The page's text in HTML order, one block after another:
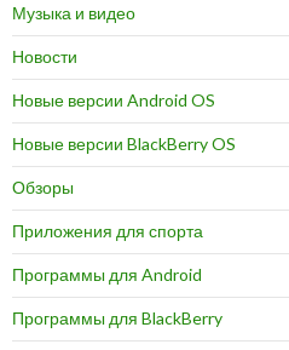
Музыка и видео
Новости
Новые версии Android OS
Новые версии BlackBerry OS
Обзоры
Приложения для спорта
Программы для Android
Программы для BlackBerry